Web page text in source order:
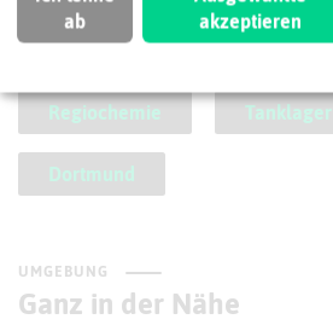
Chemienahe Dienstleistungen
Regiochemie Tanklager
Dortmund
UMGEBUNG
Ganz in der Nähe
ab
akzeptieren